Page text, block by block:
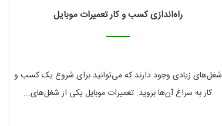
راه‌اندازی کسب و کار تعمیرات موبایل
شغل‌های زیادی وجود دارند که می‌توانید برای شروع یک کسب و
کار به سراغ آن‌ها بروید. تعمیرات موبایل یکی از شغل‌های...